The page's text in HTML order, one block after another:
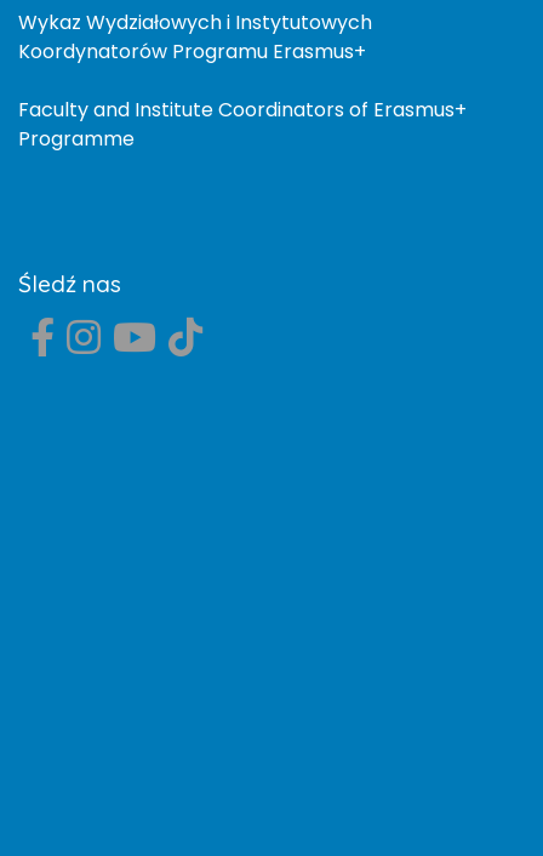
Wykaz Wydziałowych i Instytutowych
Koordynatorów Programu Erasmus+
Faculty and Institute Coordinators of Erasmus+
Programme
Śledź nas